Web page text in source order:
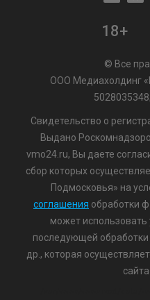
18+
© Все
ООО Медиахолдинг
Свидетельство о
Выдано
vmo24.ru, Вы даете
сбор которых
Подмосковья» на
соглашения обработки
может
последующей
др., которая